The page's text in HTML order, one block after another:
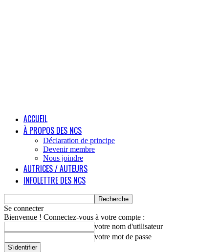
ACCUEIL
À PROPOS DES NCS
Déclaration de principe
Devenir membre
Nous joindre
AUTRICES / AUTEURS
INFOLETTRE DES NCS
Se connecter
Bienvenue ! Connectez-vous à votre compte :
votre nom d'utilisateur
votre mot de passe